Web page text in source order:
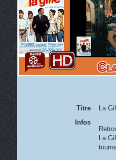
Titre
La
Infos
La